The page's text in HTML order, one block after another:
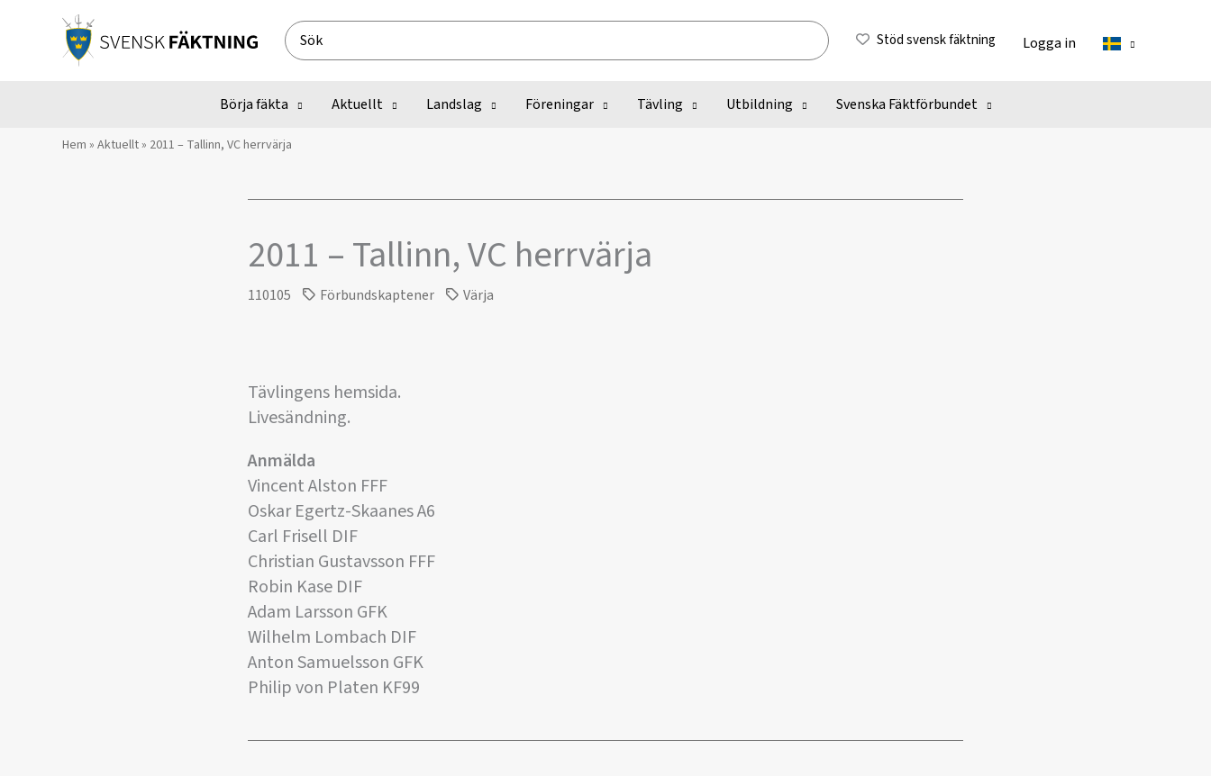
Search
for:
Stöd svensk fäktning Logga in
Börja fäkta Aktuellt Landslag Föreningar Tävling Utbildning Svenska Fäktförbundet
Hem » Aktuellt» 2011 – Tallinn, VC herrvärja
2011 – Tallinn, VC herrvärja
110105 Förbundskaptener Värja
Tävlingens hemsida.
Livesändning.
Anmälda
Vincent Alston FFF
Oskar Egertz-Skaanes A6
Carl Frisell DIF
Christian Gustavsson FFF
Robin Kase DIF
Adam Larsson GFK
Wilhelm Lombach DIF
Anton Samuelsson GFK
Philip von Platen KF99